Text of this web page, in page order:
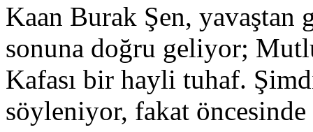
Kaan Burak Şen, yavaştan
sonuna doğru geliyor;
Kafası bir hayli tuhaf.
söyleniyor, fakat